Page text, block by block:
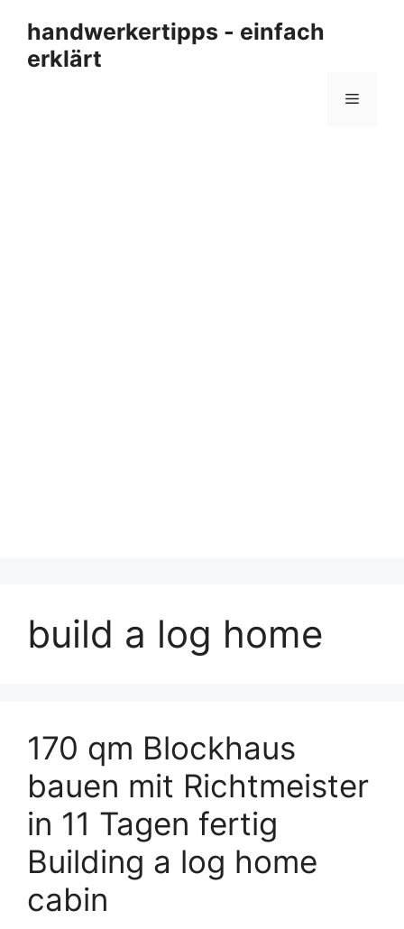
Inhalt
springen
handwerkertipps - einfach
erklärt
Menü
build a log home
170 qm Blockhaus
bauen mit Richtmeister
in 11 Tagen fertig
Building a log home
cabin